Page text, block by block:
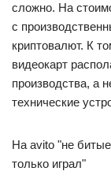
сложно. На
с
криптовалют. К
видеокарт
производства, а
технические
На avito "не
только играл"